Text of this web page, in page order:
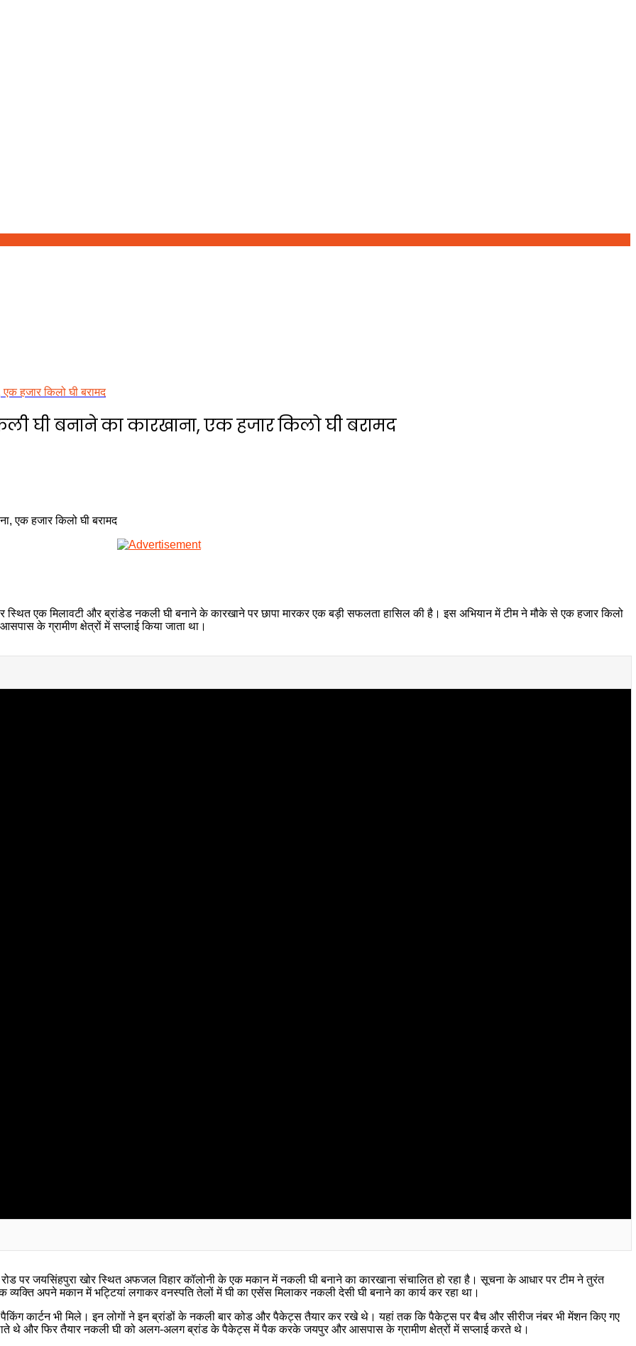
हजार किलो घी बरामद
घी बनाने का कारखाना, एक हजार किलो घी बरामद
स्थित एक मिलावटी और ब्रांडेड नकली घी बनाने के कारखाने पर छापा मारकर एक बड़ी सफलता हासिल की है। इस अभियान में टीम ने मौके से एक हजार किलो
के ग्रामीण क्षेत्रों में सप्लाई किया जाता था।
पर जयसिंहपुरा खोर स्थित अफजल विहार कॉलोनी के एक मकान में नकली घी बनाने का कारखाना संचालित हो रहा है। सूचना के आधार पर टीम ने तुरंत
व्यक्ति अपने मकान में भट्टियां लगाकर वनस्पति तेलों में घी का एसेंस मिलाकर नकली देसी घी बनाने का कार्य कर रहा था।
कार्टन भी मिले। इन लोगों ने इन ब्रांडों के नकली बार कोड और पैकेट्स तैयार कर रखे थे। यहां तक कि पैकेट्स पर बैच और सीरीज नंबर भी मेंशन किए गए
थे और फिर तैयार नकली घी को अलग-अलग ब्रांड के पैकेट्स में पैक करके जयपुर और आसपास के ग्रामीण क्षेत्रों में सप्लाई करते थे।